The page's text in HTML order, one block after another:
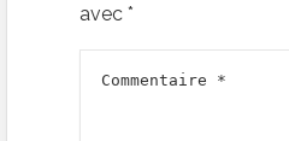
avec *